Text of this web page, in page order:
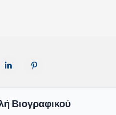
Βιογραφικού